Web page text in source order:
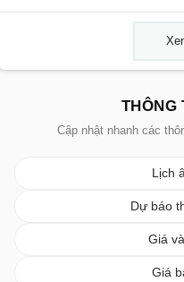
THÔNG
Cập nhật nhanh các
Lịch
Dự báo
Giá
Giá